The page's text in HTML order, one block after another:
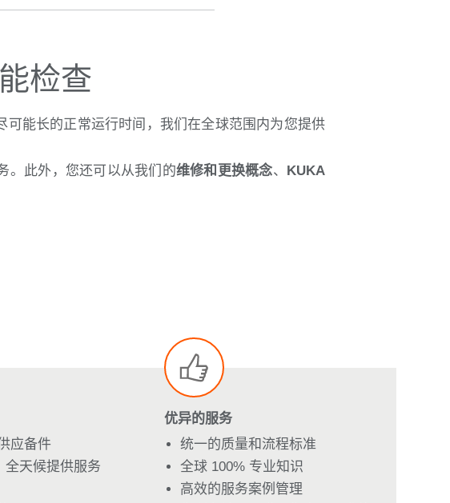
检查
可能长的正常运行时间，我们在全球范围内为您提供
。此外，您还可以从我们的维修和更换概念、 KUKA
应备件
全天候提供服务
优异的服务
统一的质量和流程标准
全球 100% 专业知识
高效的服务案例管理